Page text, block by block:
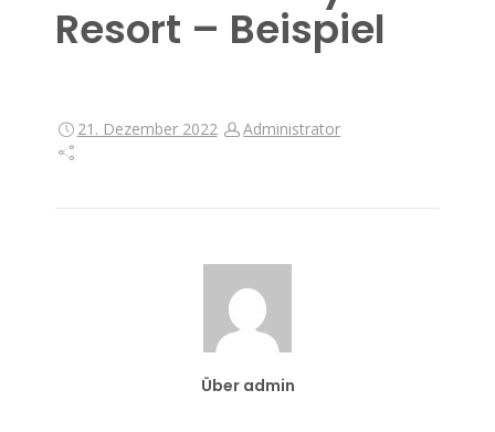
Resort – Beispiel
21. Dezember 2022 Administrator
Über admin